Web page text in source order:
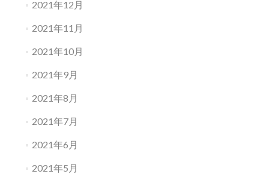
2021年12月
2021年11月
2021年10月
2021年9月
2021年8月
2021年7月
2021年6月
2021年5月